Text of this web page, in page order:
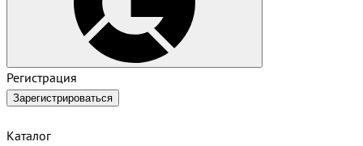
Регистрация
Зарегистрироваться
Каталог